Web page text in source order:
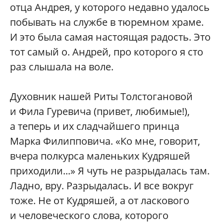
отца Андрея, у которого недавно удалось
побывать на службе в тюремном храме.
И это была самая настоящая радость. Это
тот самый о. Андрей, про которого я сто
раз слышала на воле.
Духовник нашей Риты Толстогановой
и Фила Гуревича (привет, любимые!),
а теперь и их сладчайшего принца
Марка Филипповича. «Ко мне, говорит,
вчера полкурса маленьких Кудряшей
приходили...» Я чуть не разрыдалась там.
Ладно, вру. Разрыдалась. И все вокруг
тоже. Не от Кудряшей, а от ласкового
и человеческого слова, которого